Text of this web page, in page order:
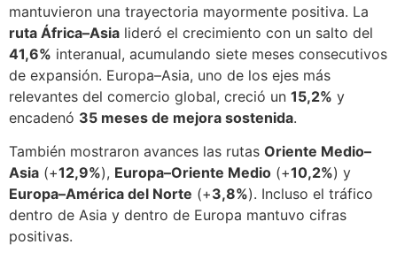
mantuvieron una trayectoria mayormente positiva. La
ruta África–Asia lideró el crecimiento con un salto del
41,6% interanual, acumulando siete meses consecutivos
de expansión. Europa–Asia, uno de los ejes más
relevantes del comercio global, creció un 15,2% y
encadenó 35 meses de mejora sostenida.
También mostraron avances las rutas Oriente Medio–
Asia (+12,9%), Europa–Oriente Medio (+10,2%) y
Europa–América del Norte (+3,8%). Incluso el tráfico
dentro de Asia y dentro de Europa mantuvo cifras
positivas.